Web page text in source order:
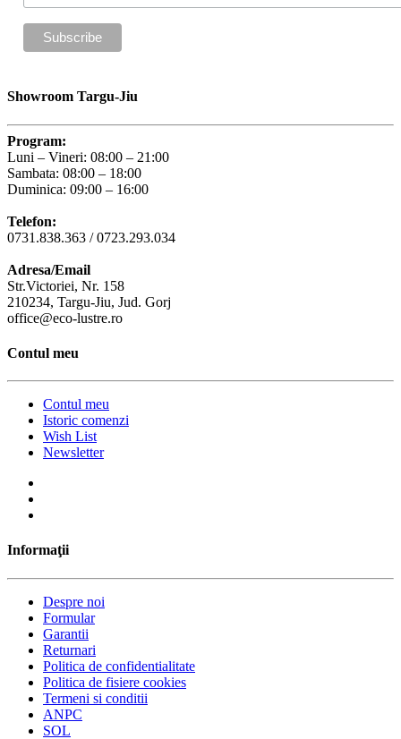
Showroom Targu-Jiu
Program:
Luni – Vineri: 08:00 – 21:00
Sambata: 08:00 – 18:00
Duminica: 09:00 – 16:00
Telefon:
0731.838.363 / 0723.293.034
Adresa/Email
Str.Victoriei, Nr. 158
210234, Targu-Jiu, Jud. Gorj
office@eco-lustre.ro
Contul meu
Contul meu
Istoric comenzi
Wish List
Newsletter
Informaţii
Despre noi
Formular
Garantii
Returnari
Politica de confidentialitate
Politica de fisiere cookies
Termeni si conditii
ANPC
SOL